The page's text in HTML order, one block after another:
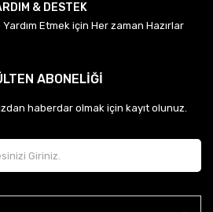
& DESTEK
Etmek için Her zaman Hazırlar
ABONELİĞİ
haberdar olmak için kayıt olunuz.